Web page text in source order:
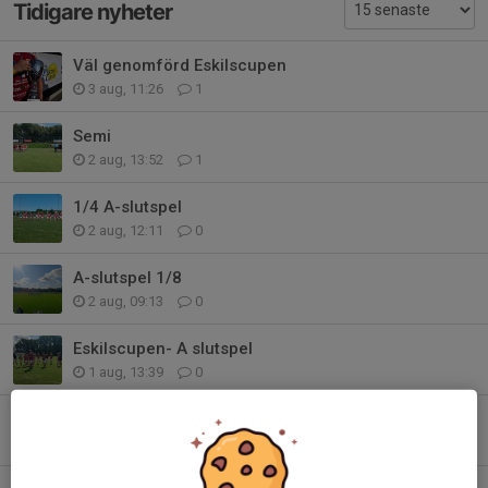
Tidigare nyheter
Väl genomförd Eskilscupen
3 aug, 11:26 1
Semi
2 aug, 13:52 1
1/4 A-slutspel
2 aug, 12:11 0
A-slutspel 1/8
2 aug, 09:13 0
Eskilscupen- A slutspel
1 aug, 13:39 0
0